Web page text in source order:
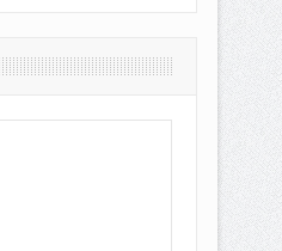
21. Yüzyıl Hayatına Nasıl